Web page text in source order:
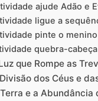
ajude Adão e
ligue a
pinte o
quebra-
que Rompe as
dos Céus e
e a Abundância